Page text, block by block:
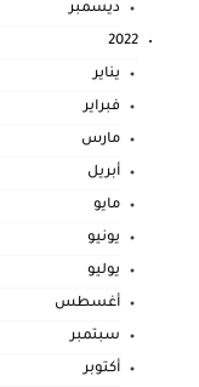
ديسمبر
2022
يناير
فبراير
مارس
أبريل
مايو
يونيو
يوليو
أغسطس
سبتمبر
أكتوبر